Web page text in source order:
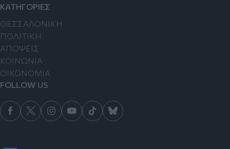
ΚΑΤΗΓΟΡΙΕΣ
ΘΕΣΣΑΛΟΝΙΚΗ
ΠΟΛΙΤΙΚΗ
ΑΠΟΨΕΙΣ
ΚΟΙΝΩΝΙΑ
ΟΙΚΟΝΟΜΙΑ
FOLLOW US